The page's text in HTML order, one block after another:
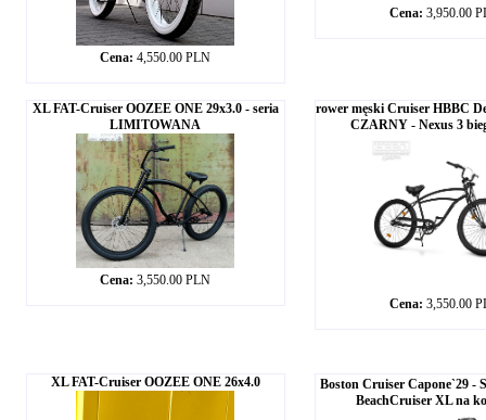
Cena: 4,550.00 PLN
Cena: 3,950.00
XL FAT-Cruiser OOZEE ONE 29x3.0 - seria
LIMITOWANA
Cena: 3,550.00 PLN
rower męski Cruiser HBBC
CZARNY - Nexus 3
Cena: 3,550.00
XL FAT-Cruiser OOZEE ONE 26x4.0
Boston Cruiser Capone`29 -
BeachCruiser XL na